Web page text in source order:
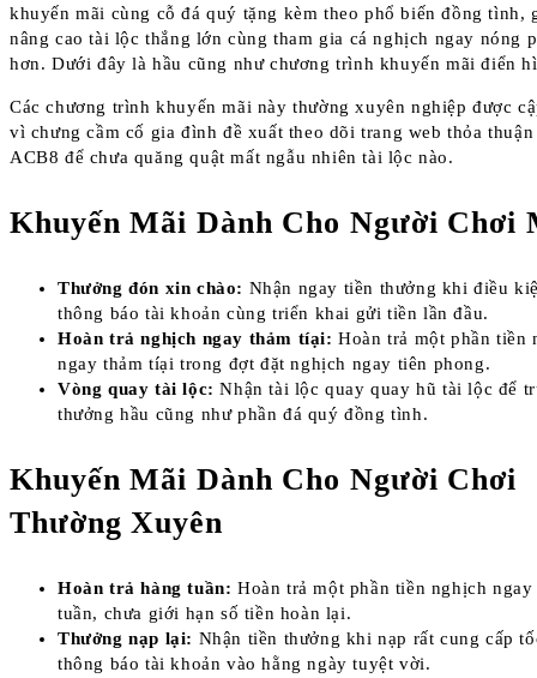
khuyến mãi cùng cỗ đá quý tặng kèm theo phổ biến đồng tình,
nâng cao tài lộc thắng lớn cùng tham gia cá nghịch ngay nóng
hơn. Dưới đây là hầu cũng như chương trình khuyến mãi điển
Các chương trình khuyến mãi này thường xuyên nghiệp được
vì chưng cầm cố gia đình đề xuất theo dõi trang web thỏa thuận
ACB8 để chưa quăng quật mất ngẫu nhiên tài lộc nào.
Khuyến Mãi Dành Cho Người Chơi
Thưởng đón xin chào: Nhận ngay tiền thưởng khi điều
thông báo tài khoản cùng triển khai gửi tiền lần đầu.
Hoàn trả nghịch ngay thảm tíại: Hoàn trả một phần tiền
ngay thảm tíại trong đợt đặt nghịch ngay tiên phong.
Vòng quay tài lộc: Nhận tài lộc quay quay hũ tài lộc để
thưởng hầu cũng như phần đá quý đồng tình.
Khuyến Mãi Dành Cho Người Chơi
Thường Xuyên
Hoàn trả hàng tuần: Hoàn trả một phần tiền nghịch ngay
tuần, chưa giới hạn số tiền hoàn lại.
Thưởng nạp lại: Nhận tiền thưởng khi nạp rất cung cấp
thông báo tài khoản vào hằng ngày tuyệt vời.